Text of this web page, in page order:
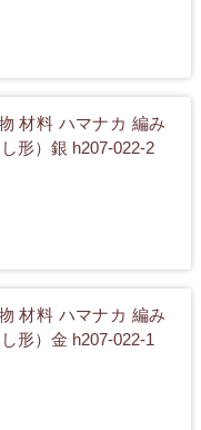
材料 ハマナカ 編み
形）銀 h207-022-2
材料 ハマナカ 編み
形）金 h207-022-1